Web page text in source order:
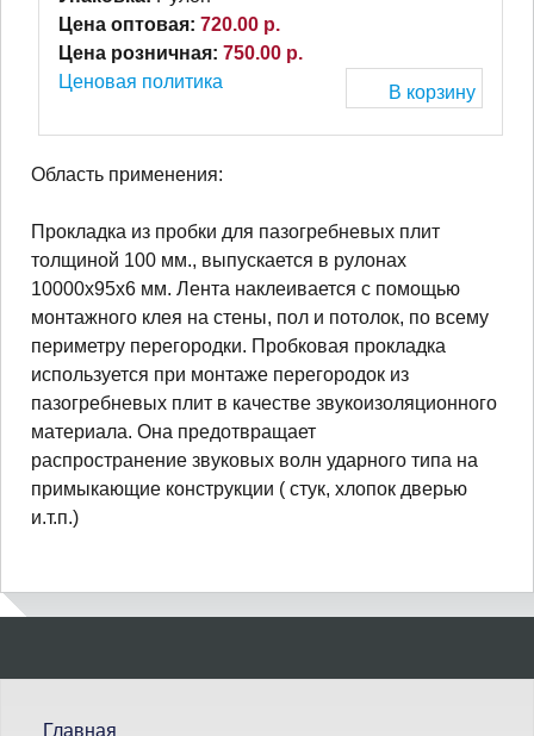
Цена оптовая: 720.00 р.
Цена розничная: 750.00 р.
Ценовая политика
В корзину
Область применения:
Прокладка из пробки для пазогребневых плит
толщиной 100 мм., выпускается в рулонах
10000х95х6 мм. Лента наклеивается с помощью
монтажного клея на стены, пол и потолок, по всему
периметру перегородки. Пробковая прокладка
используется при монтаже перегородок из
пазогребневых плит в качестве звукоизоляционного
материала. Она предотвращает
распространение звуковых волн ударного типа на
примыкающие конструкции ( стук, хлопок дверью
и.т.п.)
Главная